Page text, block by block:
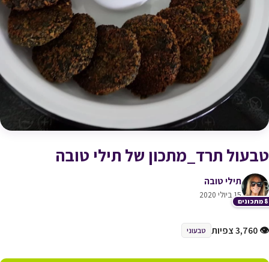
טבעול תרד_מתכון של תילי טובה
תילי טובה
15 ביולי 2020
👁 3,760 צפיות טבעוני